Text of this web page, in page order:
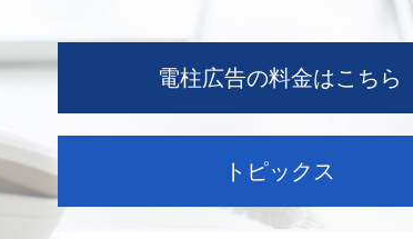
電柱広告の料金はこちら
トピックス